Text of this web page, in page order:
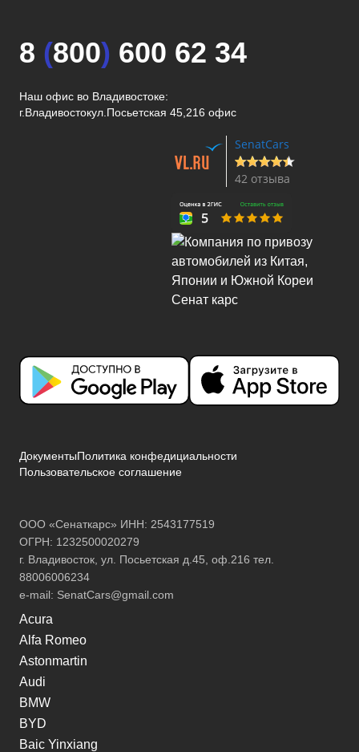
8 (800) 600 62 34
Наш офис во Владивостоке:
г.Владивостокул.Посьетская 45,216 офис
SenatCars
42 отзыва
ДокументыПолитика конфедициальности
Пользовательское соглашение
ООО «Сенаткарс» ИНН: 2543177519
ОГРН: 1232500020279
г. Владивосток, ул. Посьетская д.45, оф.216 тел.
88006006234
e-mail: SenatCars@gmail.com
Acura
Alfa Romeo
Astonmartin
Audi
BMW
BYD
Baic Yinxiang